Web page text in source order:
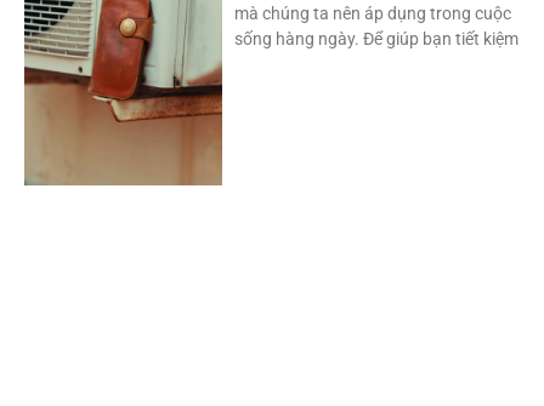
mà chúng ta nên áp dụng trong cuộc
sống hàng ngày. Để giúp bạn tiết kiệm